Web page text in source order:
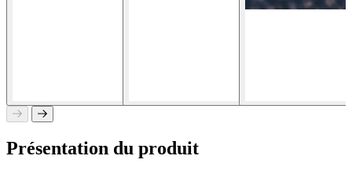
Présentation du produit